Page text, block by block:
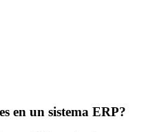
en un sistema ERP?